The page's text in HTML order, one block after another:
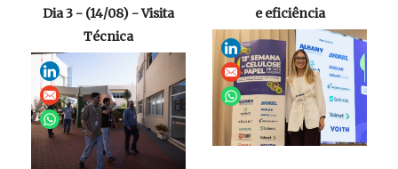
e eficiência
Dia 3 - (14/08) - Visita
Técnica